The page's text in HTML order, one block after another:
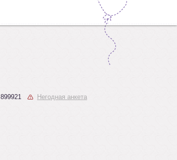
899921 Негодная анкета